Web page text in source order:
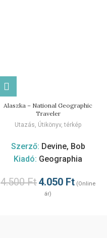
Alaszka – National Geographic
Traveler
Utazás, Útikönyv, térkép
Szerző: Devine, Bob
Kiadó: Geographia
4.500Ft4.050 Ft (Online
ár)